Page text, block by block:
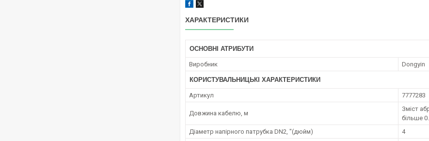
ХАРАКТЕРИСТИКИ
ОСНОВНІ АТРИБУТИ
Виробник Dongyin
КОРИСТУВАЛЬНИЦЬКІ ХАРАКТЕРИСТИКИ
Артикул 7777283
Довжина кабелю, м
Зміст
більше
Діаметр напірного патрубка DN2, "(дюйм)
4